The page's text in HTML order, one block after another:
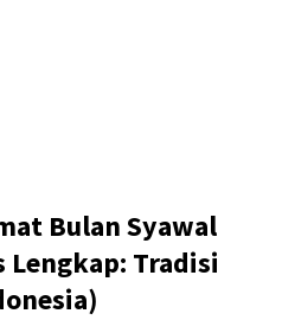
Bulan Syawal
Lengkap: Tradisi